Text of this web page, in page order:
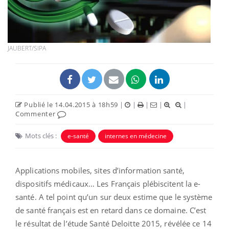
JAUBERT/SIPA
Publié le 14.04.2015 à 18h59 | | | |
|
Commenter
Mots clés : e-santé internes en médecine
Applications mobiles, sites d’information santé,
dispositifs médicaux… Les Français plébiscitent la e-
santé. A tel point qu’un sur deux estime que le système
de santé français est en retard dans ce domaine. C’est
le résultat de l’étude Santé Deloitte 2015, révélée ce 14